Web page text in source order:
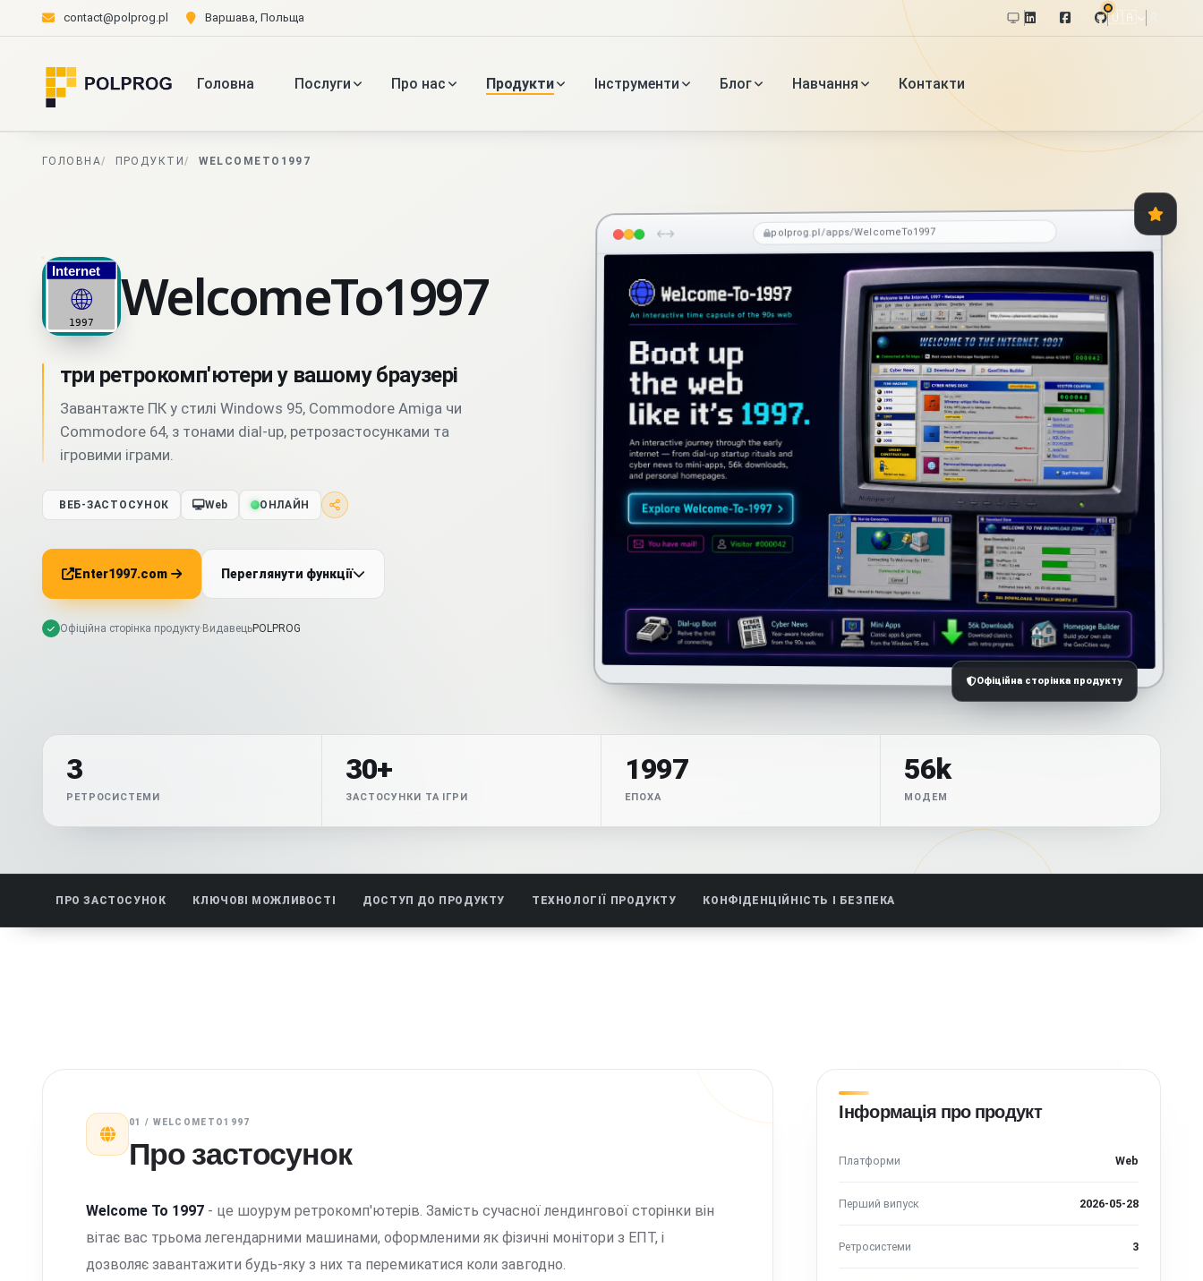
contact@polprog.pl Варшава, Польща 🇺🇦
Головна Послуги Про нас Продукти Інструменти Блог Навчання Контакти
ГОЛОВНА ПРОДУКТИ WELCOMETO1997
WelcomeTo1997
три ретрокомп'ютери у вашому браузері
Завантажте ПК у стилі Windows 95, Commodore Amiga чи
Commodore 64, з тонами dial-up, ретрозастосунками та
ігровими іграми.
ВЕБ-ЗАСТОСУНОК Web ОНЛАЙН
Enter1997.com Переглянути функції
Офіційна сторінка продукту· ВидавецьPOLPROG
polprog.pl/apps/WelcomeTo1997
Офіційна сторінка продукту
3
РЕТРОСИСТЕМИ
30+
ЗАСТОСУНКИ ТА ІГРИ
1997
ЕПОХА
56k
МОДЕМ
ПРО ЗАСТОСУНОК КЛЮЧОВІ МОЖЛИВОСТІ ДОСТУП ДО ПРОДУКТУ ТЕХНОЛОГІЇ ПРОДУКТУ КОНФІДЕНЦІЙНІСТЬ І БЕЗПЕКА
01 / WELCOMETO1997
Про застосунок
Welcome To 1997 - це шоурум ретрокомп'ютерів. Замість сучасної лендингової сторінки він
вітає вас трьома легендарними машинами, оформленими як фізичні монітори з ЕПТ, і
дозволяє завантажити будь-яку з них та перемикатися коли завгодно.
Інформація про продукт
Платформи Web
Перший випуск 2026-05-28
Ретросистеми 3